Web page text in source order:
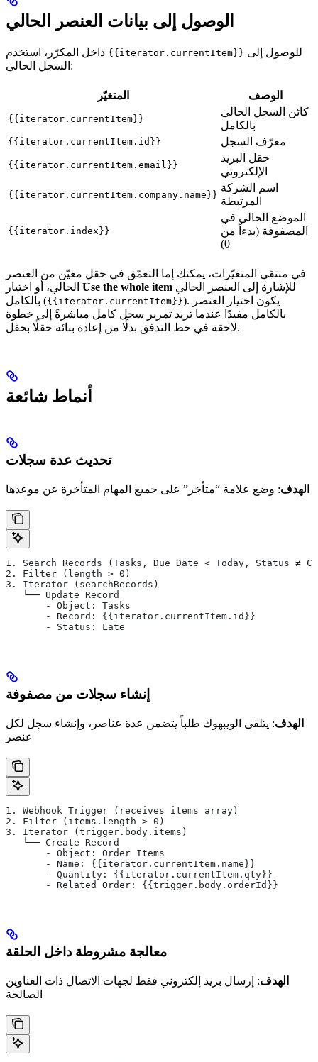
الوصول إلى بيانات العنصر الحالي
{{iterator.currentItem}}
السجل الحالي:
المتغيّر الوصف
{{iterator.currentItem}}
كائن السجل الحالي
بالكامل
{{iterator.currentItem.id}} معرّف السجل
{{iterator.currentItem.email}}
حقل البريد
الإلكتروني
{{iterator.currentItem.company.name}}
اسم الشركة
المرتبطة
{{iterator.index}}
الموضع الحالي في
المصفوفة (بدءاً من
0)
في منتقي المتغيّرات، يمكنك إما التعمّق في حقل معيّن من العنصر
Use the whole item
بالكامل ({{iterator.currentItem}}). يكون اختيار العنصر
بالكامل مفيدًا عندما تريد تمرير سجل كامل مباشرةً إلى خطوة
لاحقة في خط التدفق بدلًا من إعادة بنائه حقلًا بحقل.
أنماط شائعة
تحديث عدة سجلات
الهدف: وضع علامة “متأخر” على جميع المهام المتأخرة عن موعدها
1. Search Records (Tasks, Due Date < Today, Status ≠
2. Filter (length > 0)
3. Iterator (searchRecords)
   └── Update Record
       - Object: Tasks
       - Record: {{iterator.currentItem.id}}
       - Status: Late
إنشاء سجلات من مصفوفة
الهدف: يتلقى الويبهوك طلباً يتضمن عدة عناصر، وإنشاء سجل لكل
عنصر
1. Webhook Trigger (receives items array)
2. Filter (items.length > 0)
3. Iterator (trigger.body.items)
   └── Create Record
       - Object: Order Items
       - Name: {{iterator.currentItem.name}}
       - Quantity: {{iterator.currentItem.qty}}
       - Related Order: {{trigger.body.orderId}}
معالجة مشروطة داخل الحلقة
الهدف: إرسال بريد إلكتروني فقط لجهات الاتصال ذات العناوين
الصالحة